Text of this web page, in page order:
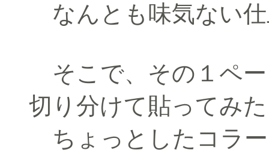
なんとも味気ない
そこで、その１ペ
切り分けて貼ってみ
ちょっとしたコラ